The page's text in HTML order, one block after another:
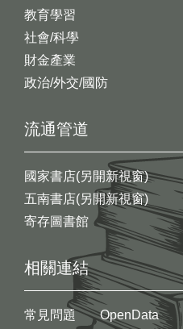
教育學習
社會/科學
財金產業
政治/外交/國防
流通管道
國家書店(另開新視窗)
五南書店(另開新視窗)
寄存圖書館
相關連結
常見問題
OpenData